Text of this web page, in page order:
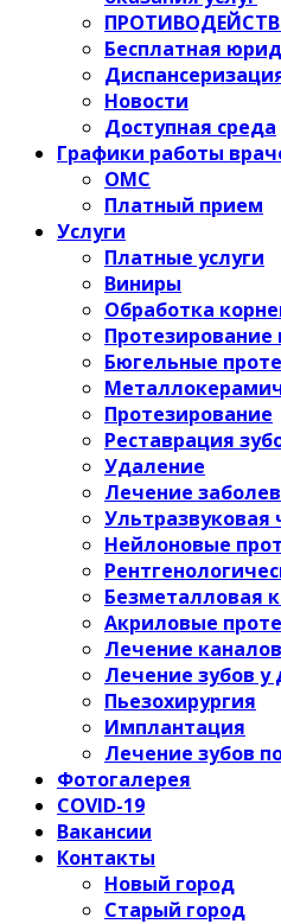
Бесплатная
Новости
Доступная среда
Графики работы
ОМС
Платный прием
Услуги
Платные услуги
Виниры
Обработка
Бюгельные
Протезирование
Реставрация
Удаление
Лечение
Ультразвуковая
Нейлоновые
Безметалловая
Акриловые
Лечение каналов
Лечение зубов у
Пьезохирургия
Имплантация
Лечение зубов
Фотогалерея
COVID-19
Вакансии
Контакты
Новый город
Старый город